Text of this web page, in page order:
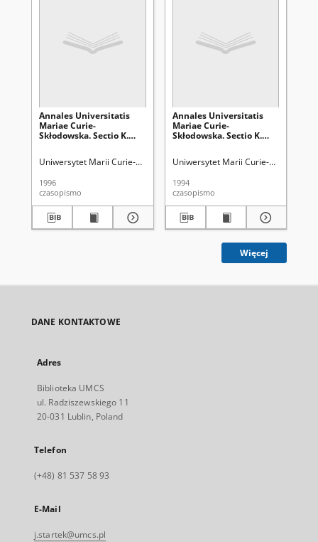
Annales Universitatis
Mariae Curie-
Skłodowska. Sectio K.
spis treści
Uniwersytet Marii Curie-Skłodowskiej (Lublin)
1996
czasopismo
Annales Universitatis
Mariae Curie-
Skłodowska. Sectio K.
spis treści
Uniwersytet Marii Curie-
1994
czasopismo
Więcej
DANE KONTAKTOWE
Adres
Biblioteka UMCS
ul. Radziszewskiego 11
20-031 Lublin, Poland
Telefon
(+48) 81 537 58 93
E-Mail
j.startek@umcs.pl